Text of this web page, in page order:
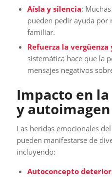
Aísla y silencia:
pueden pedir ayuda por
familiar.
Refuerza la vergüenza
sistemática hace que la
mensajes negativos
Impacto en
y
Las heridas emocionales
pueden manifestarse de
incluyendo:
Autoconcepto